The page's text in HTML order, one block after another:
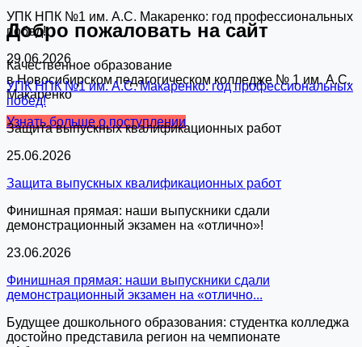
Добро пожаловать на сайт
Качественное образование
в Новосибирском педагогическом колледже № 1 им. А.С.
Макаренко
Узнать больше о поступлении
Расписание занятий
УПК НПК №1 им. А.С. Макаренко: год профессиональных
побед!
29.06.2026
УПК НПК №1 им. А.С. Макаренко: год профессиональных
побед!
Защита выпускных квалификационных работ
25.06.2026
Защита выпускных квалификационных работ
Финишная прямая: наши выпускники сдали
демонстрационный экзамен на «отлично»!
23.06.2026
Финишная прямая: наши выпускники сдали
демонстрационный экзамен на «отлично...
Будущее дошкольного образования: студентка колледжа
достойно представила регион на чемпионате